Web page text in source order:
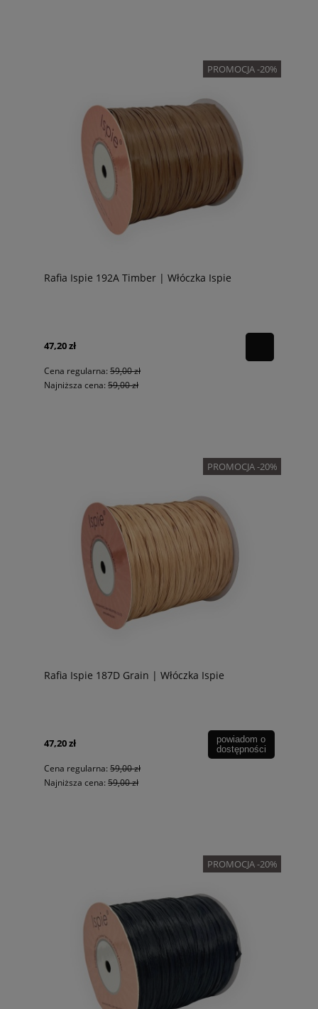
PROMOCJA -20%
Rafia Ispie 192A Timber | Włóczka Ispie
47,20 zł
Cena regularna: 59,00 zł
Najniższa cena: 59,00 zł
PROMOCJA -20%
Rafia Ispie 187D Grain | Włóczka Ispie
47,20 zł
Cena regularna: 59,00 zł
Najniższa cena: 59,00 zł
powiadom o
dostępności
PROMOCJA -20%